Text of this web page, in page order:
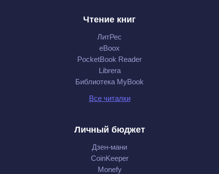
Чтение книг
ЛитРес
eBoox
PocketBook Reader
Librera
Библиотека MyBook
Все читалки
Личный бюджет
Дзен-мани
CoinKeeper
Monefy